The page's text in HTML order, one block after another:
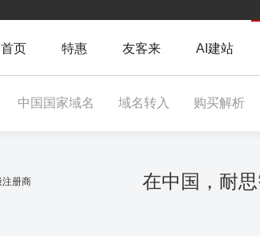
首页 特惠 友客来 AI建站
中国国家域名 域名转入 购买解析
注册商 在中国，耐